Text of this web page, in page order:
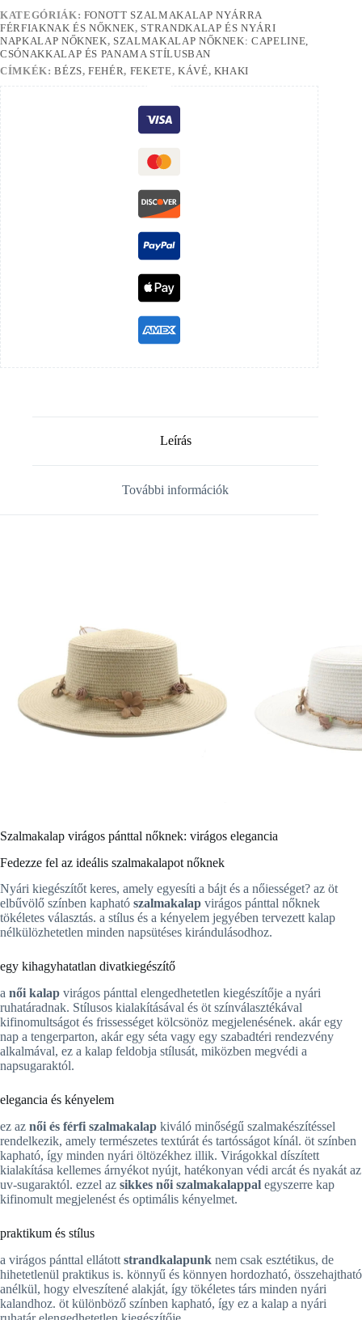
KATEGÓRIÁK: FONOTT SZALMAKALAP NYÁRRA
FÉRFIAKNAK ÉS NŐKNEK, STRANDKALAP ÉS NYÁRI
NAPKALAP NŐKNEK, SZALMAKALAP NŐKNEK: CAPELINE,
CSÓNAKKALAP ÉS PANAMA STÍLUSBAN
CÍMKÉK:BÉZS,FEHÉR, FEKETE, KÁVÉ, KHAKI
Leírás
További információk
Szalmakalap virágos pánttal nőknek: virágos elegancia
Fedezze fel az ideális szalmakalapot nőknek
Nyári kiegészítőt keres, amely egyesíti a bájt és a nőiességet? az öt
elbűvölő színben kapható szalmakalap virágos pánttal nőknek
tökéletes választás. a stílus és a kényelem jegyében tervezett kalap
nélkülözhetetlen minden napsütéses kirándulásodhoz.
egy kihagyhatatlan divatkiegészítő
a női kalap virágos pánttal elengedhetetlen kiegészítője a nyári
ruhatáradnak. Stílusos kialakításával és öt színválasztékával
kifinomultságot és frissességet kölcsönöz megjelenésének. akár egy
nap a tengerparton, akár egy séta vagy egy szabadtéri rendezvény
alkalmával, ez a kalap feldobja stílusát, miközben megvédi a
napsugaraktól.
elegancia és kényelem
ez az női és férfi szalmakalap kiváló minőségű szalmakészítéssel
rendelkezik, amely természetes textúrát és tartósságot kínál. öt színben
kapható, így minden nyári öltözékhez illik. Virágokkal díszített
kialakítása kellemes árnyékot nyújt, hatékonyan védi arcát és nyakát az
uv-sugaraktól. ezzel az sikkes női szalmakalappal egyszerre kap
kifinomult megjelenést és optimális kényelmet.
praktikum és stílus
a virágos pánttal ellátott strandkalapunk nem csak esztétikus, de
hihetetlenül praktikus is. könnyű és könnyen hordozható, összehajtható
anélkül, hogy elveszítené alakját, így tökéletes társ minden nyári
kalandhoz. öt különböző színben kapható, így ez a kalap a nyári